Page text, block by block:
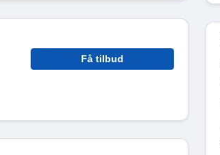
Få tilbud